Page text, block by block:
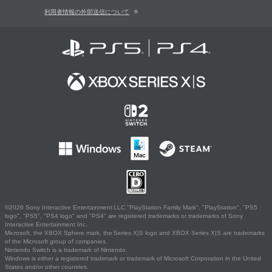
利用者情報の外部送信について
©2026 Sony Interactive Entertainment LLC."PlayStation Family Mark", "PlayStation", "PS5
logo", "PS5", "PS4 logo" and "PS4" are registered trademarks or trademarks of Sony
Interactive Entertainment Inc.
Microsoft, the XBOX Sphere mark, the Series X|S logo and XBOX Series X|S are trademarks
of the Microsoft group of companies.
Nintendo Switch is a trademark of Nintendo.
Windows is either a registered trademark or trademark of Microsoft Corporation in the United
States and/or other countries.